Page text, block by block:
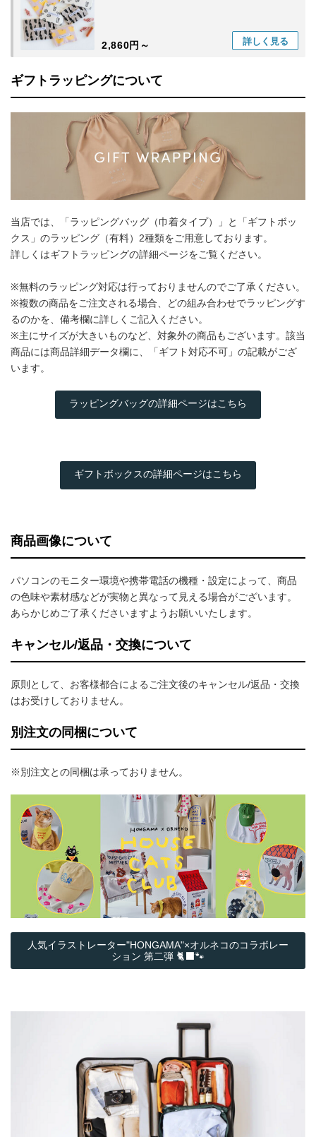
2,860円～ 詳しく 見る
ギフトラッピングについて
当店では、「ラッピングバッグ（巾着タイプ）」と「ギフトボッ
クス」のラッピング（有料）2種類をご用意しております。
詳しくはギフトラッピングの詳細ページをご覧ください。
※無料のラッピング対応は行っておりませんのでご了承ください。
※複数の商品をご注文される場合、どの組み合わせでラッピングす
るのかを、備考欄に詳しくご記入ください。
※主にサイズが大きいものなど、対象外の商品もございます。該当
商品には商品詳細データ欄に、「ギフト対応不可」の記載がござ
います。
ラッピングバッグの詳細ページはこちら
ギフトボックスの詳細ページはこちら
商品画像について
パソコンのモニター環境や携帯電話の機種・設定によって、商品
の色味や素材感などが実物と異なって見える場合がございます。
あらかじめご了承くださいますようお願いいたします。
キャンセル/返品・交換について
原則として、お客様都合によるご注文後のキャンセル/返品・交換
はお受けしておりません。
別注文の同梱について
※別注文との同梱は承っておりません。
人気イラストレーター"HONGAMA"×オルネコの​コラボレー
ション 第二弾 🐈‍⬛🐾